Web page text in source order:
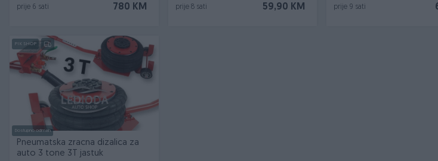
780 KM
prije 6 sati 59,90 KM
prije 8 sati prije 9 sati
PIK SHOP
Dostupno odmah
Pneumatska zracna dizalica za
auto 3 tone 3T jastuk